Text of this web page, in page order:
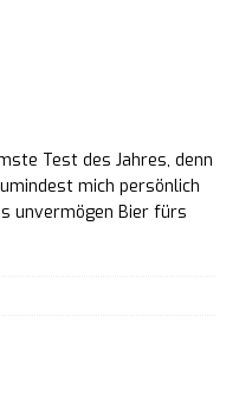
Test des Jahres, denn
mich persönlich
unvermögen Bier fürs